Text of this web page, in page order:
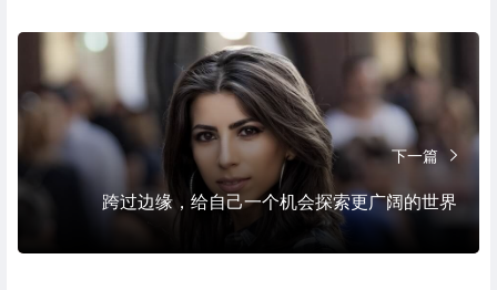
下一篇
跨过边缘，给自己一个机会探索更广阔的世界